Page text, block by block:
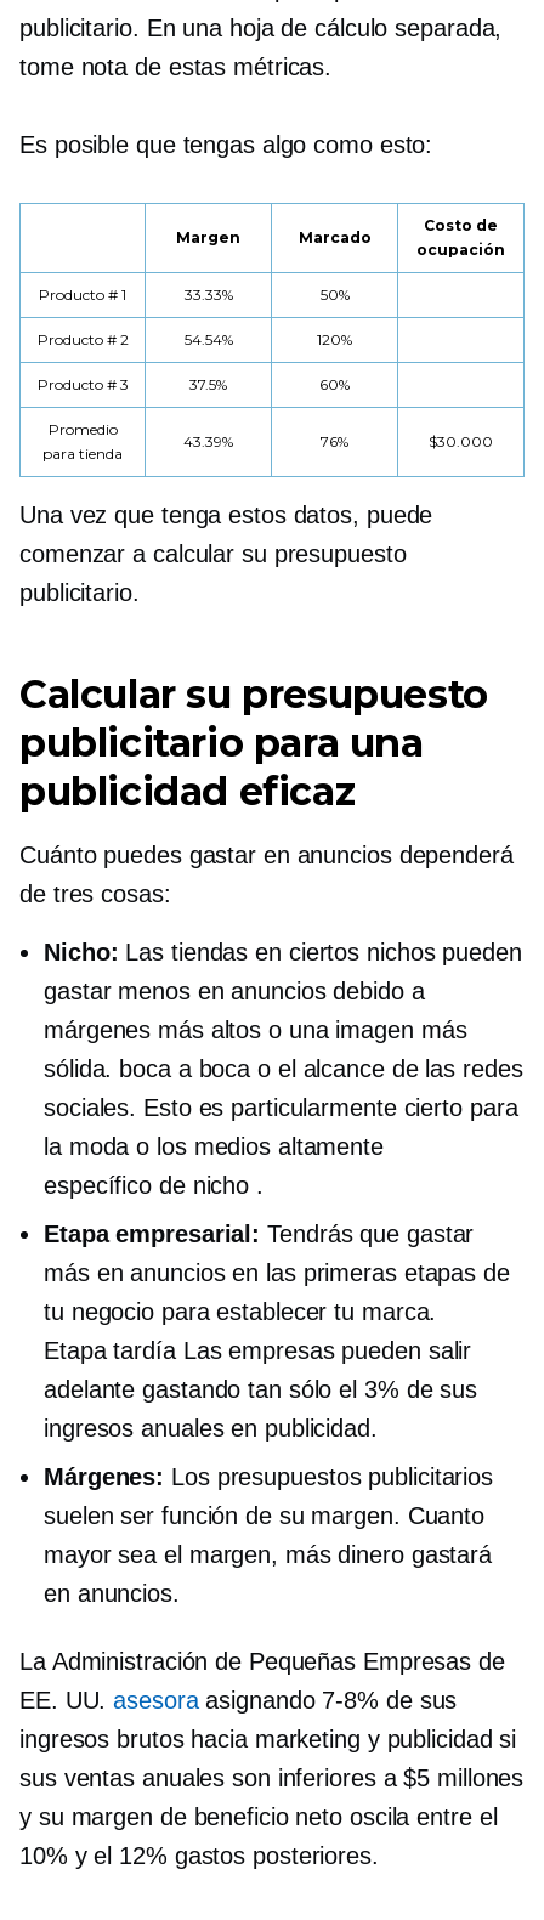
publicitario. En una hoja de cálculo separada,
tome nota de estas métricas.
Es posible que tengas algo como esto:
Margen Marcado
Costo de
ocupación
Producto # 1 33.33% 50%
Producto # 2 54.54% 120%
Producto # 3 37.5% 60%
Promedio
para tienda
43.39% 76% $30.000
Una vez que tenga estos datos, puede
comenzar a calcular su presupuesto
publicitario.
Calcular su presupuesto
publicitario para una
publicidad eficaz
Cuánto puedes gastar en anuncios dependerá
de tres cosas:
Nicho: Las tiendas en ciertos nichos pueden
gastar menos en anuncios debido a
márgenes más altos o una imagen más
sólida. boca a boca o el alcance de las redes
sociales. Esto es particularmente cierto para
la moda o los medios altamente
específico de nicho .
Etapa empresarial: Tendrás que gastar
más en anuncios en las primeras etapas de
tu negocio para establecer tu marca.
Etapa tardíaLas empresas pueden salir
adelante gastando tan sólo el 3% de sus
ingresos anuales en publicidad.
Márgenes: Los presupuestos publicitarios
suelen ser función de su margen. Cuanto
mayor sea el margen, más dinero gastará
en anuncios.
La Administración de Pequeñas Empresas de
EE. UU.asesoraasignando 7-8% de sus
ingresos brutos hacia marketing y publicidad si
sus ventas anuales son inferiores a $5 millones
y su margen de beneficio neto oscila entre el
10% y el 12% gastos posteriores.